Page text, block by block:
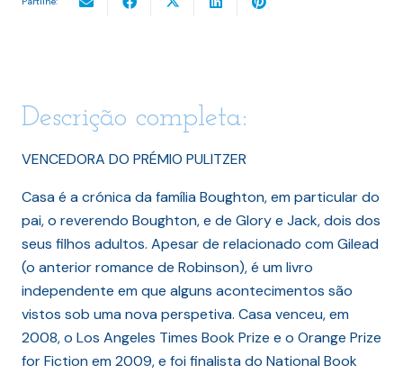
Descrição completa:
VENCEDORA DO PRÉMIO PULITZER
Casa é a crónica da família Boughton, em particular do
pai, o reverendo Boughton, e de Glory e Jack, dois dos
seus filhos adultos. Apesar de relacionado com Gilead
(o anterior romance de Robinson), é um livro
independente em que alguns acontecimentos são
vistos sob uma nova perspetiva. Casa venceu, em
2008, o Los Angeles Times Book Prize e o Orange Prize
for Fiction em 2009, e foi finalista do National Book